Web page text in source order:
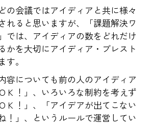
の会議ではアイディアと共に様々
れると思いますが、「課題解決ワ
では、アイディアの数をどれだけ
かを大切にアイディア・ブレスト
す。
容についても前の人のアイディア
Ｋ！」、いろいろな制約を考えず
Ｋ！」、「アイデアが出てこない
！」、というルールで運営してい